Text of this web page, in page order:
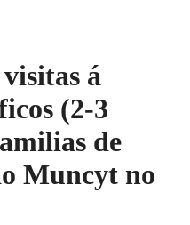
á
(2-3
de
Muncyt no